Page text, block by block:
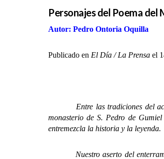
Personajes del Poema del
Autor: Pedro Ontoria Oquilla
Publicado en El Día / La Prensa el
Entre las tradiciones del
monasterio de S. Pedro de
entremezcla la historia y la leyenda.
Nuestro aserto del